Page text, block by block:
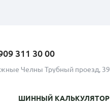
311 30 00
Челны Трубный проезд, 39
ШИННЫЙ КАЛЬКУЛЯТОР